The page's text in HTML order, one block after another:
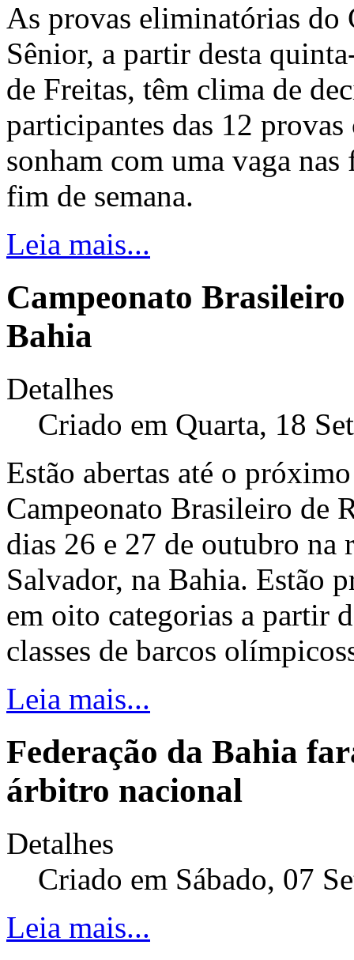
As provas eliminatórias do
Sênior, a partir desta
de Freitas, têm clima de
participantes das 12
sonham com uma vaga
fim de semana.
Leia mais...
Campeonato
Bahia
Detalhes
Criado em Quarta, 18
Estão abertas até o
Campeonato Brasileiro de
dias 26 e 27 de outubro na
Salvador, na Bahia. Estão
em oito categorias a partir
classes de barcos
Leia mais...
Federação da Bahia
árbitro nacional
Detalhes
Criado em Sábado, 07
Leia mais...